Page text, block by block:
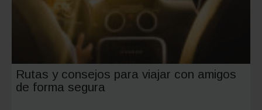
Rutas y consejos para viajar con amigos
de forma segura